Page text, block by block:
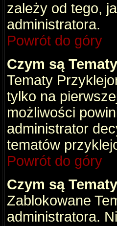
zależy od tego,
administratora.
Powrót do góry
Czym są
Tematy
tylko na
możliwości
administrator
tematów
Powrót do góry
Czym są
Zablokowane
administratora.